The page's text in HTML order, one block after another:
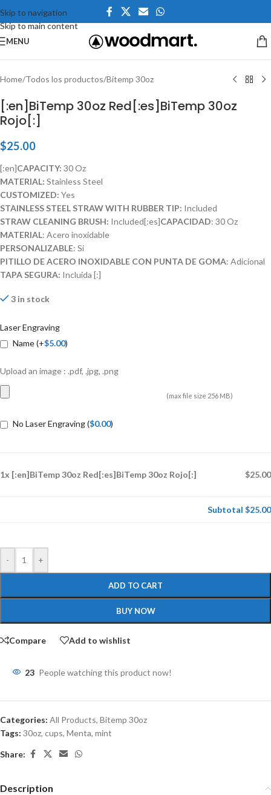
Skip to navigation
Skip to main content
MENU Click to enlarge
Home/Todos los productos/Bitemp 30oz
[:en]BiTemp 30oz Red[:es]BiTemp 30oz
Rojo[:]
$25.00
[:en]CAPACITY: 30 Oz
MATERIAL: Stainless Steel
CUSTOMIZED: Yes
STAINLESS STEEL STRAW WITH RUBBER TIP: Included
STRAW CLEANING BRUSH: Included[:es]CAPACIDAD: 30 Oz
MATERIAL: Acero inoxidable
PERSONALIZABLE: Si
PITILLO DE ACERO INOXIDABLE CON PUNTA DE GOMA: Adicional
TAPA SEGURA: Incluida [:]
3 in stock
Laser Engraving
Name (+$5.00)
Upload an image : .pdf, .jpg, .png
(max file size 256 MB)
No Laser Engraving ($0.00)
1x [:en]BiTemp 30oz Red[:es]BiTemp 30oz Rojo[:] $25.00
Subtotal $25.00
- +
ADD TO CART
BUY NOW
Compare Add to wishlist
23 People watching this product now!
Categories: All Products, Bitemp 30oz
Tags: 30oz, cups, Menta, mint
Share:
Description